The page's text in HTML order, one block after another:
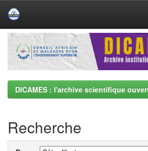
Skip
navigation
DICAMES : l'archive scientifique
Recherche